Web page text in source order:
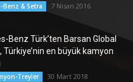
Benz & Setra 7 Nisan 2016
Benz Türk’ten Barsan Global
Türkiye’nin en büyük kamyon
Treyler 30 Mart 2018